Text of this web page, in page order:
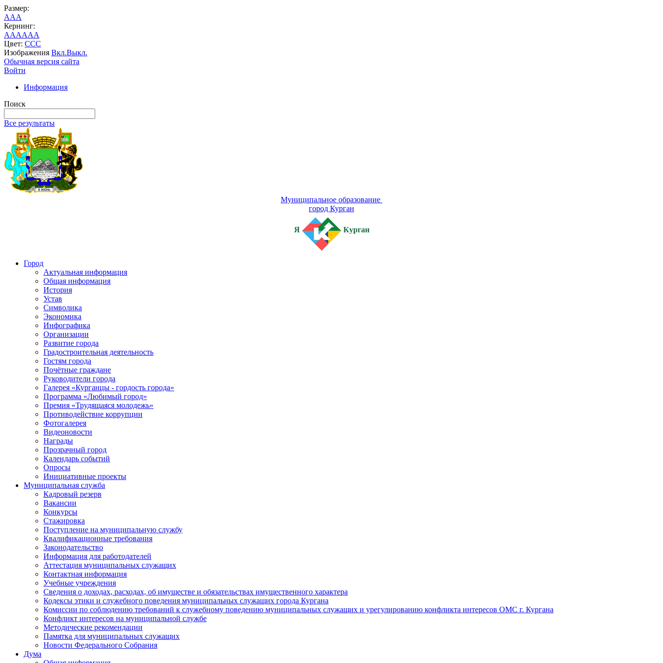
Размер:
AAA
Кернинг:
AAAAAA
Цвет: CCC
Изображения Вкл.Выкл.
Обычная версия сайта
Войти
Информация
Поиск
Все результаты
Муниципальное образование
город Курган
Я Курган
Город
Актуальная информация
Общая информация
История
Устав
Символика
Экономика
Инфографика
Организации
Развитие города
Градостроительная деятельность
Гостям города
Почётные граждане
Руководители города
Галерея «Курганцы - гордость города»
Программа «Любимый город»
Премия «Трудящаяся молодежь»
Противодействие коррупции
Фотогалерея
Видеоновости
Награды
Прозрачный город
Календарь событий
Опросы
Инициативные проекты
Муниципальная служба
Кадровый резерв
Вакансии
Конкурсы
Стажировка
Поступление на муниципальную службу
Квалификационные требования
Законодательство
Информация для работодателей
Аттестация муниципальных служащих
Контактная информация
Учебные учреждения
Сведения о доходах, расходах, об имуществе и обязательствах имущественного характера
Кодексы этики и служебного поведения муниципальных служащих города Кургана
Комиссии по соблюдению требований к служебному поведению муниципальных служащих и урегулированию конфликта интересов ОМС г. Кургана
Конфликт интересов на муниципальной службе
Методические рекомендации
Памятка для муниципальных служащих
Новости Федерального Cобрания
Дума